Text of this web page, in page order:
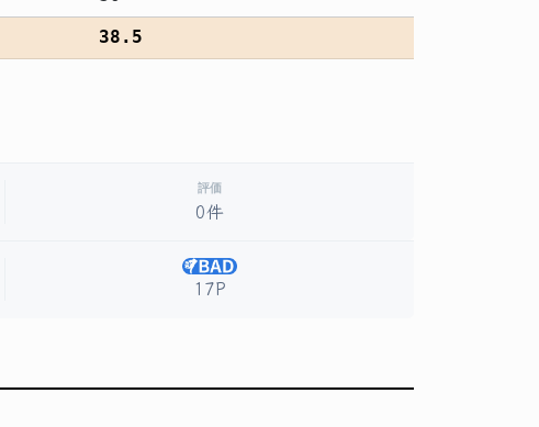
38.5
評価
0件
17P